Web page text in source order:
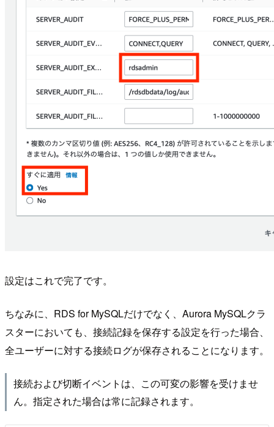
設定はこれで完了です。
ちなみに、RDS for MySQLだけでなく、Aurora MySQLクラ
スターにおいても、接続記録を保存する設定を行った場合、
全ユーザーに対する接続ログが保存されることになります。
接続および切断イベントは、この可変の影響を受けませ
ん。指定された場合は常に記録されます。